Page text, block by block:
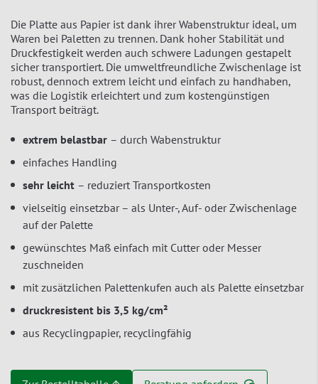
Die Platte aus Papier ist dank ihrer Wabenstruktur ideal, um
Waren bei Paletten zu trennen. Dank hoher Stabilität und
Druckfestigkeit werden auch schwere Ladungen gestapelt
sicher transportiert. Die umweltfreundliche Zwischenlage ist
robust, dennoch extrem leicht und einfach zu handhaben,
was die Logistik erleichtert und zum kostengünstigen
Transport beiträgt.
extrem belastbar – durch Wabenstruktur
einfaches Handling
sehr leicht – reduziert Transportkosten
vielseitig einsetzbar – als Unter-, Auf- oder Zwischenlage
auf der Palette
gewünschtes Maß einfach mit Cutter oder Messer
zuschneiden
mit zusätzlichen Palettenkufen auch als Palette einsetzbar
druckresistent bis 3,5 kg/cm²
aus Recyclingpapier, recyclingfähig